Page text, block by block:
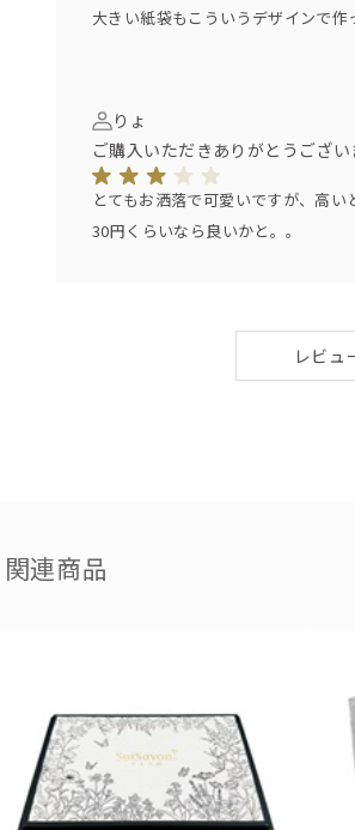
大きい紙袋もこういうデザインで作
りょ
ご購入いただきありがとうござい
とてもお洒落で可愛いですが、高い
30円くらいなら良いかと。。
レビュ
関連商品